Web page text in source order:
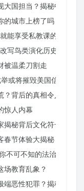
国担当？揭秘中国方
城市上榜了吗？
能享受私教课的秘密
写鸟类演化历史？
被温柔刀割走
或将摧毁美国信誉？
背后的真相令人
惊人内幕
秘背后文化符号的力量
春节体验大揭秘
不可不知的法治文明新
场教育乱象？
恶性犯罪？揭秘重大